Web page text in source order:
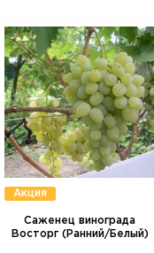
Акция
Саженец винограда
Восторг (Ранний/Белый)